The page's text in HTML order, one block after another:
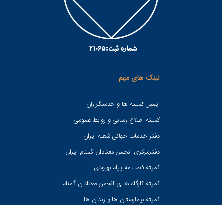
لینک های مهم
ایمیل کمیته ها و خدمتگزاران
کميته اطلاع رسانی و روابط عمومی
دفتر خدمات جهانی شعبه ايران
دفترمرکزی انجمن معتادان گمنام ایران
کمیته فصلنامه پیام بهبودی
کمیته کارگاه ها ی انجمن معتادان گمنام
کمیته بیمارستان ها و زندان ها